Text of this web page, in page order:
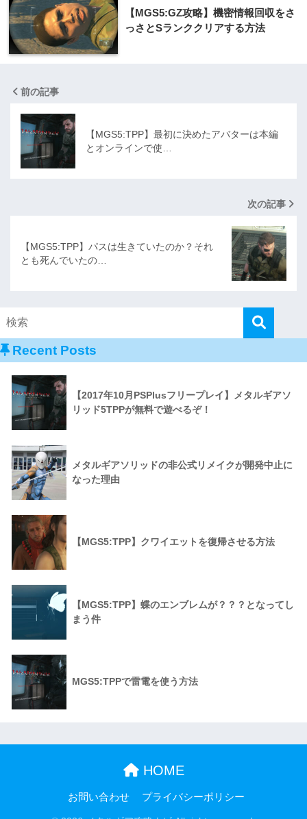
【MGS5:GZ攻略】機密情報回収をさ
っさとSランククリアする方法
前の記事
【MGS5:TPP】最初に決めたアバターは本編
とオンラインで使…
次の記事
【MGS5:TPP】パスは生きていたのか？それ
とも死んでいたの…
Recent Posts
【2017年10月PSPlusフリープレイ】メタルギアソ
リッド5TPPが無料で遊べるぞ！
メタルギアソリッドの非公式リメイクが開発中止に
なった理由
【MGS5:TPP】クワイエットを復帰させる方法
【MGS5:TPP】蝶のエンブレムが？？？となってし
まう件
MGS5:TPPで雷電を使う方法
HOME
お問い合わせ プライバシーポリシー